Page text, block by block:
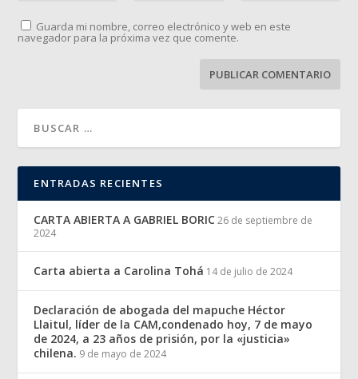
Guarda mi nombre, correo electrónico y web en este
navegador para la próxima vez que comente.
ENTRADAS RECIENTES
CARTA ABIERTA A GABRIEL BORIC 26 de septiembre de
2024
Carta abierta a Carolina Tohá 14 de julio de 2024
Declaración de abogada del mapuche Héctor
Llaitul, líder de la CAM,condenado hoy, 7 de mayo
de 2024, a 23 años de prisión, por la «justicia»
chilena. 9 de mayo de 2024